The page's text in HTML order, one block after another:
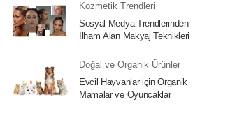
Kozmetik Trendleri
Sosyal Medya Trendlerinden
İlham Alan Makyaj Teknikleri
Doğal ve Organik Ürünler
Evcil Hayvanlar için Organik
Mamalar ve Oyuncaklar